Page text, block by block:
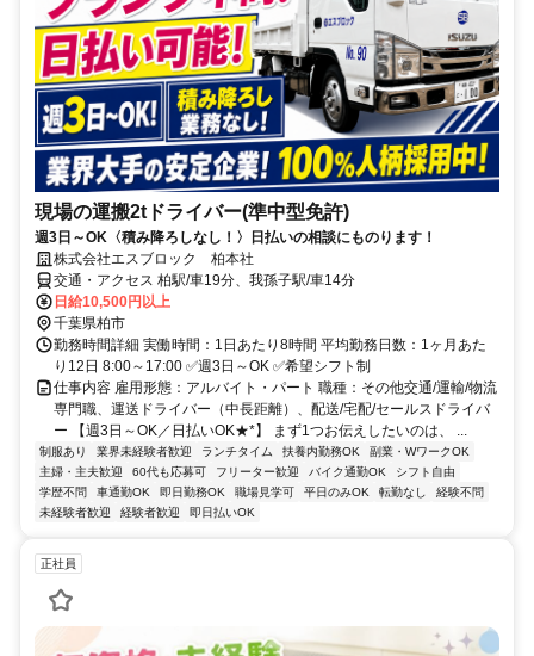
現場の運搬2tドライバー(準中型免許)
週3日～OK〈積み降ろしなし！〉日払いの相談にものります！
株式会社エスブロック 柏本社
交通・アクセス 柏駅/車19分、我孫子駅/車14分
日給10,500円以上
千葉県柏市
勤務時間詳細 実働時間：1日あたり8時間 平均勤務日数：1ヶ月あた
り12日 8:00～17:00 ✅週3日～OK ✅希望シフト制
仕事内容 雇用形態：アルバイト・パート 職種：その他交通/運輸/物流
専門職、運送ドライバー（中長距離）、配送/宅配/セールスドライバ
ー 【週3日～OK／日払いOK★*】 まず1つお伝えしたいのは、 ...
制服あり 業界未経験者歓迎 ランチタイム 扶養内勤務OK
副業・WワークOK
主婦・主夫歓迎
60代も応募可 フリーター歓迎 バイク通勤OK
シフト自由
学歴不問
車通勤OK 即日勤務OK 職場見学可 平日のみOK 転勤なし
経験不問
未経験者歓迎
経験者歓迎 即日払いOK
正社員